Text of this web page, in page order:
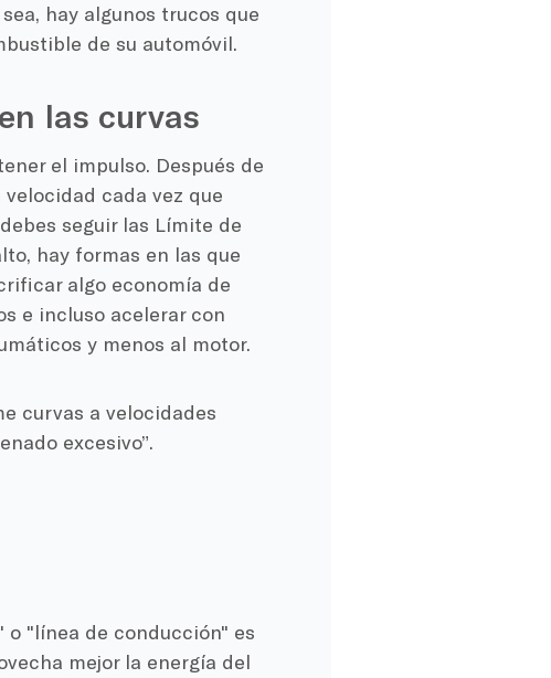
hay algunos trucos que
de su automóvil.
las curvas
el impulso. Después de
cada vez que
seguir las Límite de
hay formas en las que
algo economía de
e incluso acelerar con
y menos al motor.
curvas a velocidades
excesivo”.
"línea de conducción" es
mejor la energía del